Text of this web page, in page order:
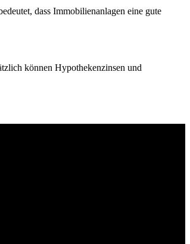
dass Immobilienanlagen eine gute
können Hypothekenzinsen und